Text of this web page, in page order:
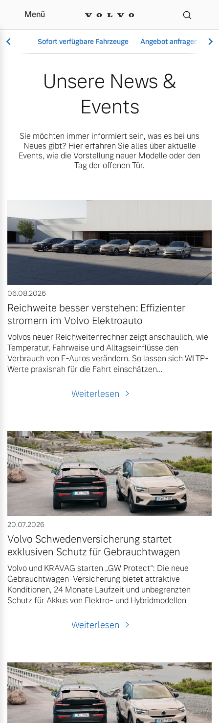
Unsere News & Events
Menü
Sofort verfügbare Fahrzeuge Angebot anfragen
Mild-Hybrid
4 Modelle
Geschäftskunden
Editionsmodelle
Konnektivität
Angebot anfragen
Fahrzeug konfigurieren
Sofort verfügbare Fahrzeuge
Volvo Selekt
Gebrauchtwagen
Die Neuwagenalternative
Mehr erfahren
Mehr erfahren
Aktuelle Angebote
Geschäftskunden
Volvo Gebrauchtwagenbörse
Gebrauchtwagen
Aktuelle Zubehörangebote
Zubehörkatalog
Aktuelle Serviceangebote
Vielzahl von Original
Volvo Winter- und
Sommer Kompletträder.
Bitte sprechen Sie uns
direkt an.
Mehr erfahren
Frühjahrscheck
Entdecken Sie unsere
saisonalen Angebote.
Mehr erfahren
Versicherung
Unser Team
Kontakt und Anfahrt
Unsere News & Events
Unsere News &
Events
Sie möchten immer informiert sein, was es bei uns
Neues gibt? Hier erfahren Sie alles über aktuelle
Events, wie die Vorstellung neuer Modelle oder den
Tag der offenen Tür.
06.08.2026
Reichweite besser verstehen: Effizienter
stromern im Volvo Elektroauto
Volvos neuer Reichweitenrechner zeigt anschaulich, wie
Temperatur, Fahrweise und Alltagseinflüsse den
Verbrauch von E-Autos verändern. So lassen sich WLTP-
Werte praxisnah für die Fahrt einschätzen...
Weiterlesen
20.07.2026
Volvo Schwedenversicherung startet
exklusiven Schutz für Gebrauchtwagen
Volvo und KRAVAG starten „GW Protect“: Die neue
Gebrauchtwagen-Versicherung bietet attraktive
Konditionen, 24 Monate Laufzeit und unbegrenzten
Schutz für Akkus von Elektro- und Hybridmodellen
Weiterlesen